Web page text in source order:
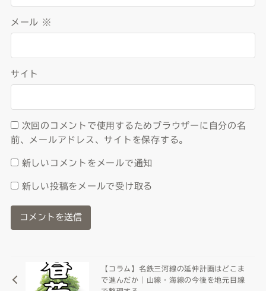
メール ※
サイト
次回のコメントで使用するためブラウザーに自分の名
前、メールアドレス、サイトを保存する。
新しいコメントをメールで通知
新しい投稿をメールで受け取る
【コラム】名鉄三河線の延伸計画はどこま
で進んだか｜山線・海線の今後を地元目線